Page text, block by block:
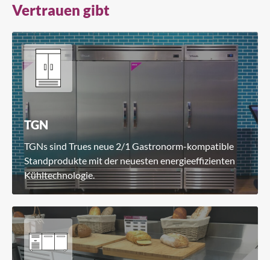
Vertrauen gibt
TGN
TGNs sind Trues neue 2/1 Gastronorm-kompatible
Standprodukte mit der neuesten energieeffizienten
Kühltechnologie.